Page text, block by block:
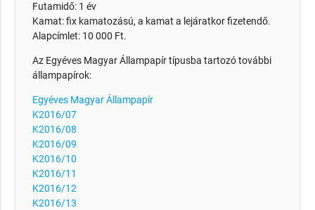
Futamidő: 1 év
Kamat: fix kamatozású, a kamat a lejáratkor fizetendő.
Alapcímlet: 10 000 Ft.
Az Egyéves Magyar Állampapír típusba tartozó további
állampapírok:
Egyéves Magyar Állampapír
K2016/07
K2016/08
K2016/09
K2016/10
K2016/11
K2016/12
K2016/13